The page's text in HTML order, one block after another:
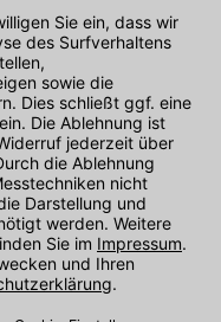
von 08:00 - 17:00
151für Sie erreichbar.
nutzen.
finden Sie